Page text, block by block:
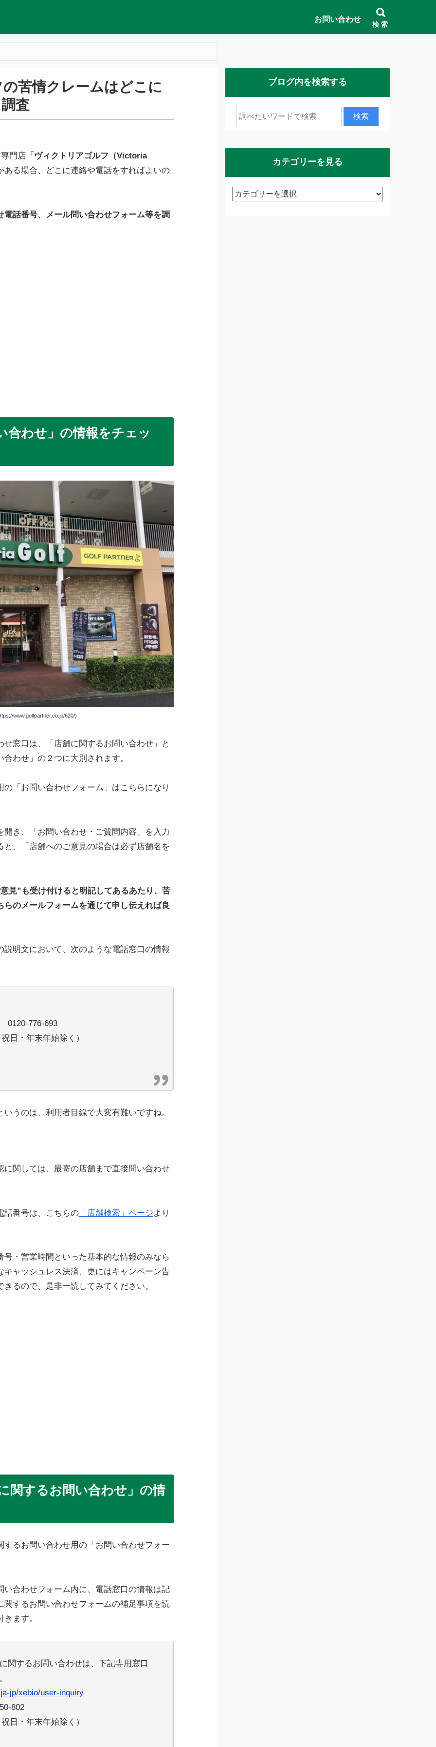
お問い合わせ
検 索
苦情クレームはどこに
査
門店「ヴィクトリアゴルフ（Victoria
ある場合、どこに連絡や電話をすればよいの
話番号、メール問い合わせフォーム等を調
合わせ」の情報をチェッ
www.golfpartner.co.jp/620/)
窓口は、「店舗に関するお問い合わせ」と
わせ」の２つに大別されます。
「お問い合わせフォーム」はこちらになり
き、「お問い合わせ・ご質問内容」を入力
、「店舗へのご意見の場合は必ず店舗名を
見”も受け付けると明記してあるあたり、苦
のメールフォームを通じて申し伝えれば良
明文において、次のような電話窓口の情報
0120-776-693
日・年末年始除く）
うのは、利用者目線で大変有難いですね。
関しては、最寄の店舗まで直接問い合わせ
話番号は、こちらの「店舗検索」ページより
・営業時間といった基本的な情報のみなら
ャッシュレス決済、更にはキャンペーン告
るので、是非一読してみてください。
関するお問い合わせ」の情
るお問い合わせ用の「お問い合わせフォー
合わせフォーム内に、電話窓口の情報は記
するお問い合わせフォームの補足事項を読
ます。
関するお問い合わせは、下記専用窓口
。
jp/xebio/user-inquiry
802
日・年末年始除く）
ブログ内を検索する
カテゴリーを見る
カ